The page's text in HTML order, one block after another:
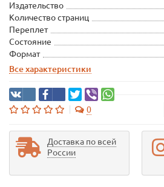
Издательство
Количество страниц
Переплет
Состояние
Формат
Все характеристики
0
Доставка по всей
России